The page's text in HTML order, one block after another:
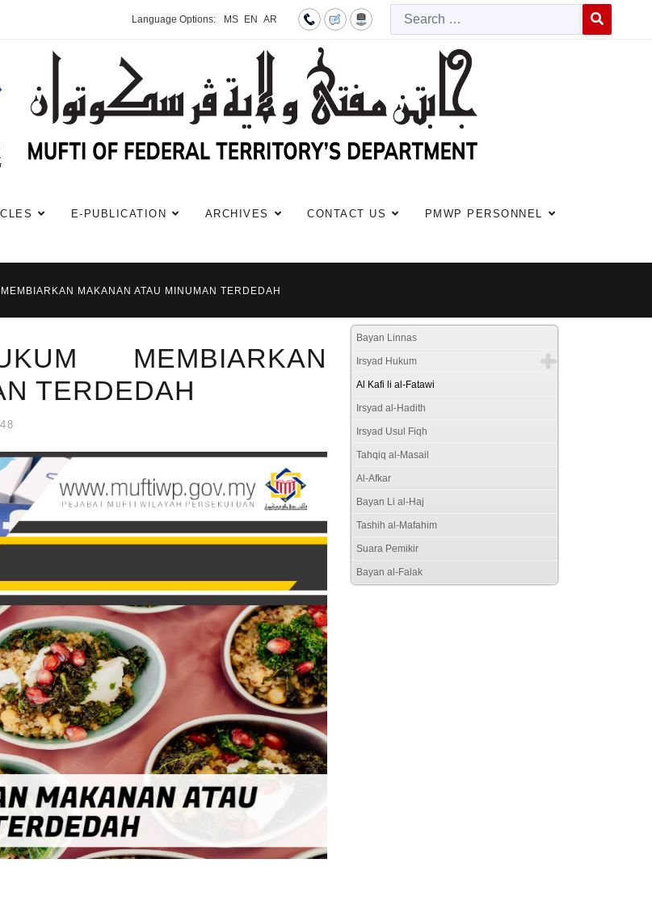
Language Options: MS EN AR
E-PUBLICATION ARCHIVES CONTACT US PMWP PERSONNEL
MAKANAN ATAU MINUMAN TERDEDAH
MEMBIARKAN
TERDEDAH
Bayan Linnas
Irsyad Hukum
Al Kafi li al-Fatawi
Irsyad al-Hadith
Irsyad Usul Fiqh
Tahqiq al-Masail
Al-Afkar
Bayan Li al-Haj
Tashih al-Mafahim
Suara Pemikir
Bayan al-Falak